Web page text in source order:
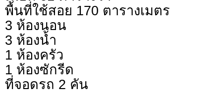
พื้นที่ใช้สอย 170 ตารางเมตร
3 ห้องนอน
3 ห้องน้ำ
1 ห้องครัว
1 ห้องซักรีด
ที่จอดรถ 2 คัน